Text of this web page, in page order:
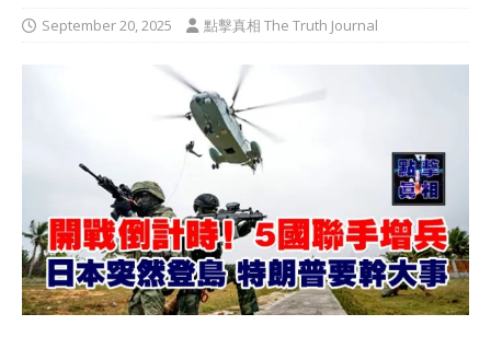
September 20, 2025 點擊真相 The Truth Journal